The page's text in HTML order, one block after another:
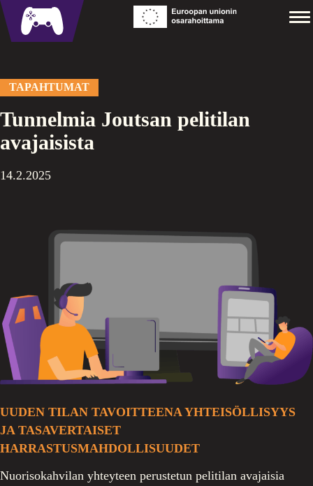
Siirry
sisältöön
Coesports
TAPAHTUMAT
Tunnelmia Joutsan pelitilan
avajaisista
14.2.2025
UUDEN TILAN TAVOITTEENA YHTEISÖLLISYYS
JA TASAVERTAISET
HARRASTUSMAHDOLLISUUDET
Nuorisokahvilan yhteyteen perustetun pelitilan avajaisia